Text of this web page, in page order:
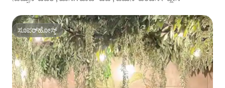
ಸೂಪರ್‌ಹೋಸ್ಟ್
ಸೂಪರ್‌ಹೋಸ್ಟ್